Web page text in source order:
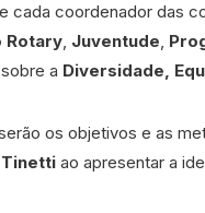
cada coordenador das
Rotary, Juventude,
a Diversidade,
os objetivos e as
ao apresentar a